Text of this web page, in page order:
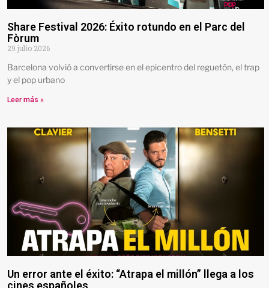
Share Festival 2026: Éxito rotundo en el Parc del
Fòrum
29 julio 2026
Barcelona volvió a convertirse en el epicentro del reguetón, el trap
y el pop urbano
Leer más »
Un error ante el éxito: “Atrapa el millón” llega a los
cines españoles